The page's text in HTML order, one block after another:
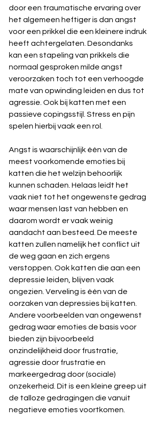
door een traumatische ervaring over
het algemeen heftiger is dan angst
voor een prikkel die een kleinere indruk
heeft achtergelaten. Desondanks
kan een stapeling van prikkels die
normaal gesproken milde angst
veroorzaken toch tot een verhoogde
mate van opwinding leiden en dus tot
agressie. Ook bij katten met een
passieve copingsstijl. Stress en pijn
spelen hierbij vaak een rol.
Angst is waarschijnlijk één van de
meest voorkomende emoties bij
katten die het welzijn behoorlijk
kunnen schaden. Helaas leidt het
vaak niet tot het ongewenste gedrag
waar mensen last van hebben en
daarom wordt er vaak weinig
aandacht aan besteed. De meeste
katten zullen namelijk het conflict uit
de weg gaan en zich ergens
verstoppen. Ook katten die aan een
depressie leiden, blijven vaak
ongezien. Verveling is één van de
oorzaken van depressies bij katten.
Andere voorbeelden van ongewenst
gedrag waar emoties de basis voor
bieden zijn bijvoorbeeld
onzindelijkheid door frustratie,
agressie door frustratie en
markeergedrag door (sociale)
onzekerheid. Dit is een kleine greep uit
de talloze gedragingen die vanuit
negatieve emoties voortkomen.